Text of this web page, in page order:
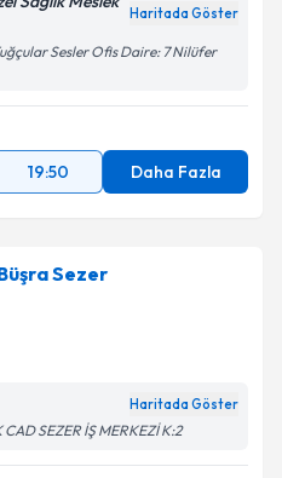
Haritada Göster
Sesler Ofis Daire: 7 Nilüfer
19:50 Daha Fazla
Sezer
Haritada Göster
SEZER İŞ MERKEZİ K:2